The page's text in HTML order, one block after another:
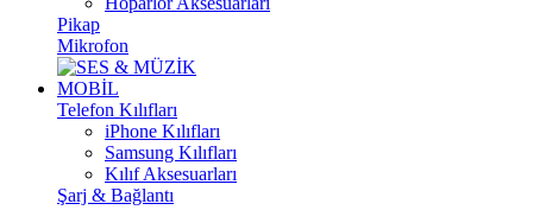
Pikap
Mikrofon
MOBİL
Telefon Kılıfları
iPhone Kılıfları
Samsung Kılıfları
Kılıf Aksesuarları
Şarj & Bağlantı